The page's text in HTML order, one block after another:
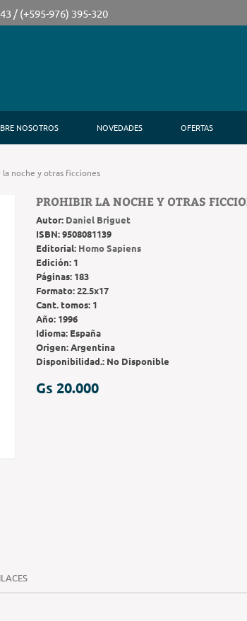
/ (+595-976) 395-320
NOSOTROS NOVEDADES OFERTAS
la noche y otras ficciones
PROHIBIR LA NOCHE Y OTRAS
Autor: Daniel Briguet
ISBN:9508081139
Editorial: Homo Sapiens
Edición: 1
Páginas: 183
Formato:22.5x17
Cant. tomos: 1
Año: 1996
Idioma: España
Origen:Argentina
Disponibilidad.: No Disponible
Gs 20.000